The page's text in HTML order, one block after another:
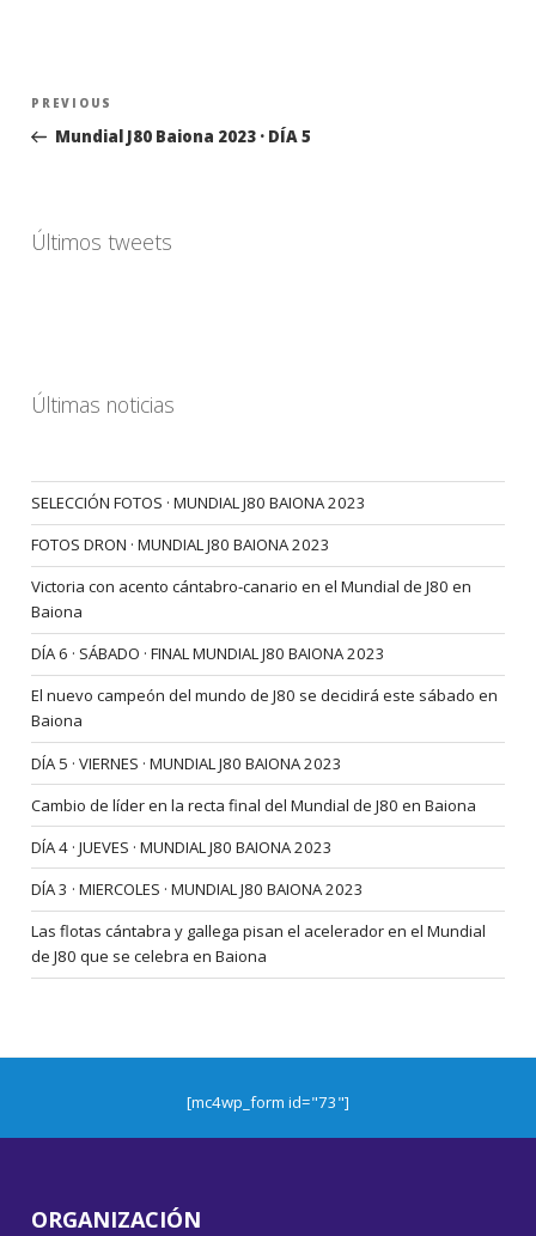
Navegación
entradas
Previous
Post
PREVIOUS
Mundial J80 Baiona 2023 · DÍA 5
Últimos tweets
Últimas noticias
SELECCIÓN FOTOS · MUNDIAL J80 BAIONA 2023
FOTOS DRON · MUNDIAL J80 BAIONA 2023
Victoria con acento cántabro-canario en el Mundial de J80 en
Baiona
DÍA 6 · SÁBADO · FINAL MUNDIAL J80 BAIONA 2023
El nuevo campeón del mundo de J80 se decidirá este sábado en
Baiona
DÍA 5 · VIERNES · MUNDIAL J80 BAIONA 2023
Cambio de líder en la recta final del Mundial de J80 en Baiona
DÍA 4 · JUEVES · MUNDIAL J80 BAIONA 2023
DÍA 3 · MIERCOLES · MUNDIAL J80 BAIONA 2023
Las flotas cántabra y gallega pisan el acelerador en el Mundial
de J80 que se celebra en Baiona
[mc4wp_form id="73"]
ORGANIZACIÓN